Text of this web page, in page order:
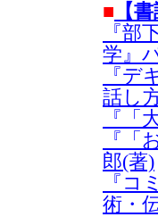
■ 【
『部
学』
『デ
話し
『「
『「
郎(著)
『
術・